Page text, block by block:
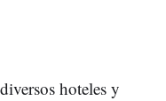
hoteles y